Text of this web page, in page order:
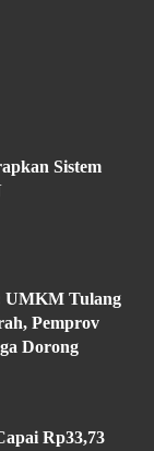
Sistem
UMKM Tulang
Pemprov
Dorong
Rp33,73